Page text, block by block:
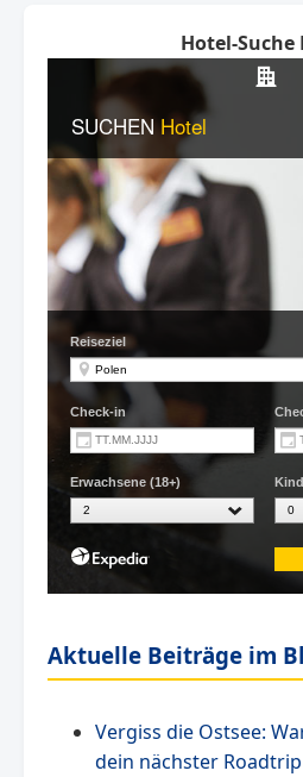
Hotel-Suche
Aktuelle Beiträge im
Vergiss die Ostsee:
dein nächster